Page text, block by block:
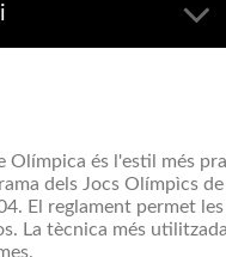
Olímpica és l'estil més
dels Jocs Olímpìcs
El reglament permet
La tècnica més